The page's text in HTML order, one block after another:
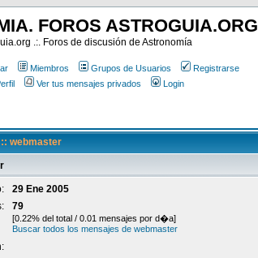
FOROS ASTROGUIA.ORG
.:. Foros de discusión de Astronomía
Miembros Grupos de Usuarios
Registrarse
Ver tus mensajes privados Login
webmaster
29 Ene 2005
79
[0.22% del total / 0.01 mensajes por d�a]
Buscar todos los mensajes de webmaster